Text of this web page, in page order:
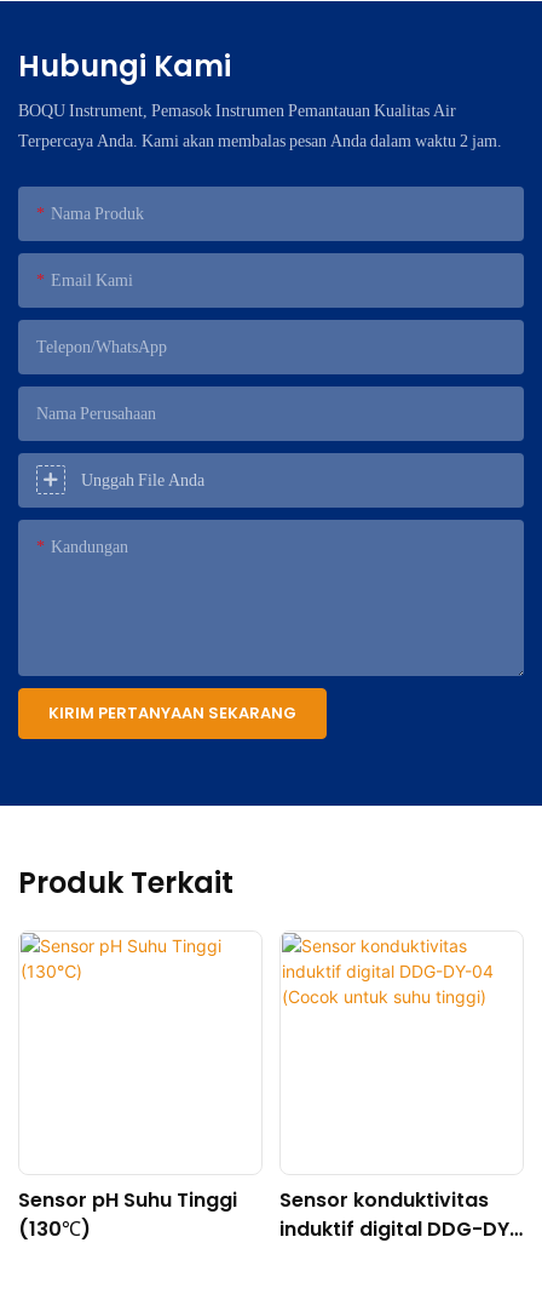
Hubungi Kami
BOQU Instrument, Pemasok Instrumen Pemantauan Kualitas Air
Terpercaya Anda. Kami akan membalas pesan Anda dalam waktu 2 jam.
Nama Produk
Email Kami
Telepon/WhatsApp
Nama Perusahaan
Unggah File Anda
Kandungan
KIRIM PERTANYAAN SEKARANG
Produk Terkait
Sensor pH Suhu Tinggi
(130℃)
Sensor konduktivitas
induktif digital DDG-DY-